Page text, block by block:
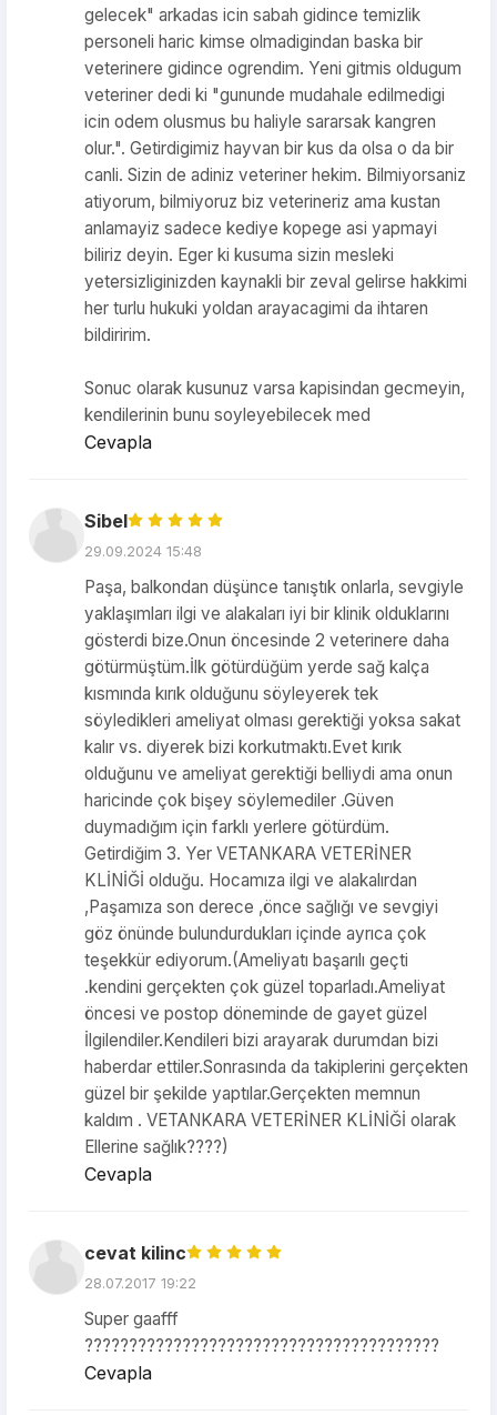
gelecek" arkadas icin sabah gidince temizlik
personeli haric kimse olmadigindan baska bir
veterinere gidince ogrendim. Yeni gitmis oldugum
veteriner dedi ki "gununde mudahale edilmedigi
icin odem olusmus bu haliyle sararsak kangren
olur.". Getirdigimiz hayvan bir kus da olsa o da bir
canli. Sizin de adiniz veteriner hekim. Bilmiyorsaniz
atiyorum, bilmiyoruz biz veterineriz ama kustan
anlamayiz sadece kediye kopege asi yapmayi
biliriz deyin. Eger ki kusuma sizin mesleki
yetersizliginizden kaynakli bir zeval gelirse hakkimi
her turlu hukuki yoldan arayacagimi da ihtaren
bildiririm.
Sonuc olarak kusunuz varsa kapisindan gecmeyin,
kendilerinin bunu soyleyebilecek med
Cevapla
Sibel
29.09.2024 15:48
Paşa, balkondan düşünce tanıştık onlarla, sevgiyle
yaklaşımları ilgi ve alakaları iyi bir klinik olduklarını
gösterdi bize.Onun öncesinde 2 veterinere daha
götürmüştüm.İlk götürdüğüm yerde sağ kalça
kısmında kırık olduğunu söyleyerek tek
söyledikleri ameliyat olması gerektiği yoksa sakat
kalır vs. diyerek bizi korkutmaktı.Evet kırık
olduğunu ve ameliyat gerektiği belliydi ama onun
haricinde çok bişey söylemediler .Güven
duymadığım için farklı yerlere götürdüm.
Getirdiğim 3. Yer VETANKARA VETERİNER
KLİNİĞİ olduğu. Hocamıza ilgi ve alakalırdan
,Paşamıza son derece ,önce sağlığı ve sevgiyi
göz önünde bulundurdukları içinde ayrıca çok
teşekkür ediyorum.(Ameliyatı başarılı geçti
.kendini gerçekten çok güzel toparladı.Ameliyat
öncesi ve postop döneminde de gayet güzel
İlgilendiler.Kendileri bizi arayarak durumdan bizi
haberdar ettiler.Sonrasında da takiplerini gerçekten
güzel bir şekilde yaptılar.Gerçekten memnun
kaldım . VETANKARA VETERİNER KLİNİĞİ olarak
Ellerine sağlık????)
Cevapla
cevat kilinc
28.07.2017 19:22
Super gaafff
????????????????????????????????????????
Cevapla